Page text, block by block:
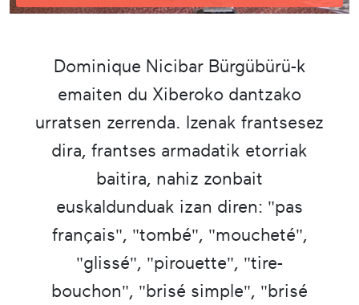
Dominique Nicibar Bürgübürü-k
emaiten du Xiberoko dantzako
urratsen zerrenda. Izenak frantsesez
dira, frantses armadatik etorriak
baitira, nahiz zonbait
euskaldunduak izan diren: "pas
français", "tombé", "moucheté",
"glissé", "pirouette", "tire-
bouchon", "brisé simple", "brisé